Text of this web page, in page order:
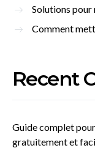
Solutions pour
Comment
Recent
Guide complet
gratuitement et